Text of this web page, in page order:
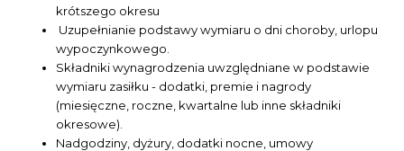
krótszego okresu
Uzupełnianie podstawy wymiaru o dni choroby, urlopu
wypoczynkowego.
Składniki wynagrodzenia uwzględniane w podstawie
wymiaru zasiłku - dodatki, premie i nagrody
(miesięczne, roczne, kwartalne lub inne składniki
okresowe).
Nadgodziny, dyżury, dodatki nocne, umowy